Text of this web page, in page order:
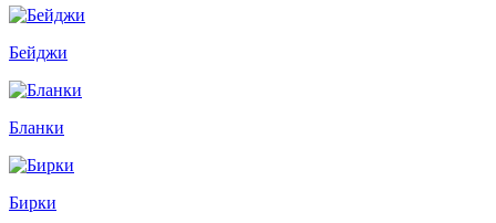
Бейджи
Бланки
Бирки